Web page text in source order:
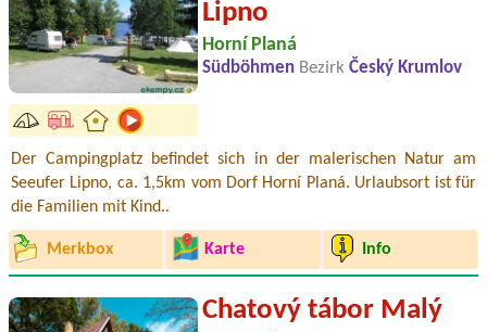
Lipno
Horní Planá
Südböhmen Bezirk Český Krumlov
Der Campingplatz befindet sich in der malerischen Natur am
Seeufer Lipno, ca. 1,5km vom Dorf Horní Planá. Urlaubsort ist für
die Familien mit Kind..
Merkbox Karte Info
Chatový tábor Malý